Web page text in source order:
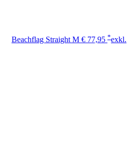
Beachflag Straight M € 77,95 *exkl.